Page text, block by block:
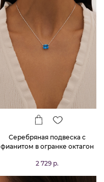
Серебряная подвеска с
фианитом в огранке октагон
2 729 р.